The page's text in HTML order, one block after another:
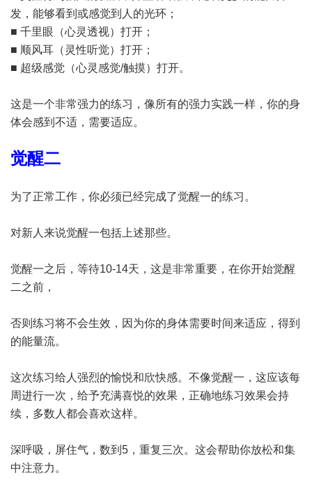
发，能够看到或感觉到人的光环；
■ 千里眼（心灵透视）打开；
■ 顺风耳（灵性听觉）打开；
■ 超级感觉（心灵感觉/触摸）打开。
这是一个非常强力的练习，像所有的强力实践一样，你的身
体会感到不适，需要适应。
觉醒二
为了正常工作，你必须已经完成了觉醒一的练习。
对新人来说觉醒一包括上述那些。
觉醒一之后，等待10-14天，这是非常重要，在你开始觉醒
二之前，
否则练习将不会生效，因为你的身体需要时间来适应，得到
的能量流。
这次练习给人强烈的愉悦和欣快感。不像觉醒一，这应该每
周进行一次，给予充满喜悦的效果，正确地练习效果会持
续，多数人都会喜欢这样。
深呼吸，屏住气，数到5，重复三次。这会帮助你放松和集
中注意力。